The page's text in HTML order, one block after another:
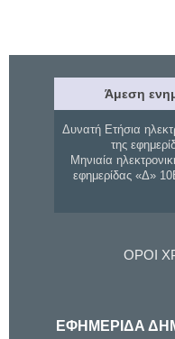
Άμεση
Δυνατή Ετήσια
της
Μηνιαία
εφημερίδας «Δ»
ΟΡΟΙ
ΕΦΗΜΕΡΙΔΑ